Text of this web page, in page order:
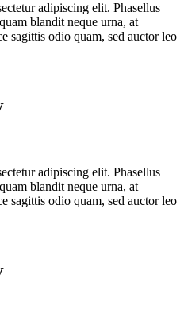
adipiscing elit. Phasellus
blandit neque urna, at
sagittis odio quam, sed auctor leo
adipiscing elit. Phasellus
blandit neque urna, at
sagittis odio quam, sed auctor leo